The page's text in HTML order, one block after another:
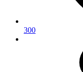
300